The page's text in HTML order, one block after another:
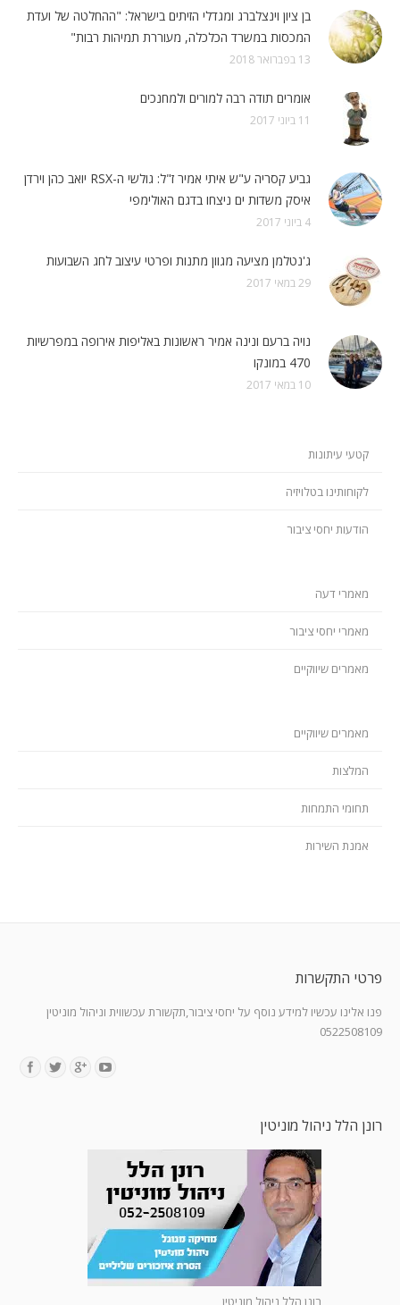
בן ציון וינצלברג ומגדלי הזיתים בישראל: "ההחלטה של ועדת
המכסות במשרד הכלכלה, מעוררת תמיהות רבות"
13 בפברואר 2018
אומרים תודה רבה למורים ולמחנכים
11 ביוני 2017
גביע קסריה ע"ש איתי אמיר ז"ל: גולשי ה-RSX יואב כהן וירדן
איסק משדות ים ניצחו בדגם האולימפי
4 ביוני 2017
ג'נטלמן מציעה מגוון מתנות ופרטי עיצוב לחג השבועות
29 במאי 2017
נויה ברעם ונינה אמיר ראשונות באליפות אירופה במפרשיות
470 במונקו
10 במאי 2017
קטעי עיתונות
לקוחותינו בטלויזיה
הודעות יחסי ציבור
מאמרי דעה
מאמרי יחסי ציבור
מאמרים שיווקיים
מאמרים שיווקיים
המלצות
תחומי התמחות
אמנת השירות
פרטי התקשרות
פנו אלינו עכשיו למידע נוסף על יחסי ציבור,תקשורת עכשווית וניהול מוניטין
0522508109
רונן הלל ניהול מוניטין
רונן הלל ניהול מוניטין